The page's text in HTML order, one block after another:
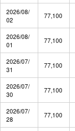
2026/08/
02
77,100
2026/08/
01
77,100
2026/07/
31
77,100
2026/07/
30
77,100
2026/07/
28
77,100